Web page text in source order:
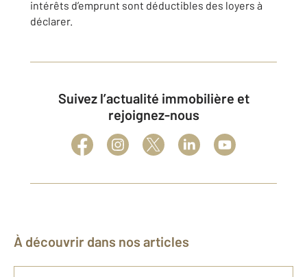
intérêts d’emprunt sont déductibles des loyers à
déclarer.
Suivez l’actualité immobilière et
rejoignez-nous
À découvrir dans nos articles